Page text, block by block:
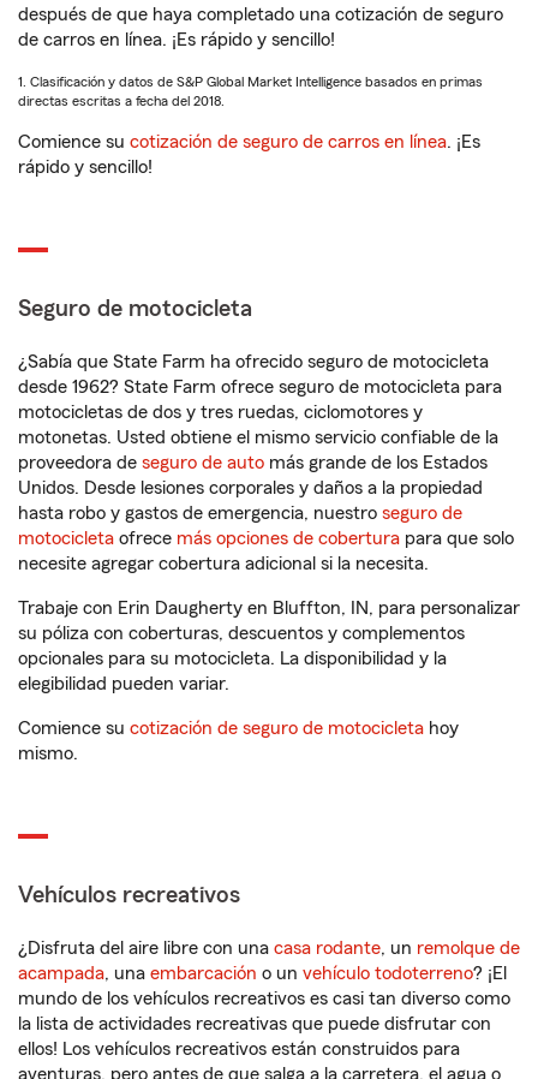
después de que haya completado una cotización de seguro
de carros en línea. ¡Es rápido y sencillo!
1. Clasificación y datos de S&P Global Market Intelligence basados en primas
directas escritas a fecha del 2018.
Comience su cotización de seguro de carros en línea. ¡Es
rápido y sencillo!
Seguro de motocicleta
¿Sabía que State Farm ha ofrecido seguro de motocicleta
desde 1962? State Farm ofrece seguro de motocicleta para
motocicletas de dos y tres ruedas, ciclomotores y
motonetas. Usted obtiene el mismo servicio confiable de la
proveedora de seguro de auto más grande de los Estados
Unidos. Desde lesiones corporales y daños a la propiedad
hasta robo y gastos de emergencia, nuestro seguro de
motocicleta ofrece más opciones de cobertura para que solo
necesite agregar cobertura adicional si la necesita.
Trabaje con Erin Daugherty en Bluffton, IN, para personalizar
su póliza con coberturas, descuentos y complementos
opcionales para su motocicleta. La disponibilidad y la
elegibilidad pueden variar.
Comience su cotización de seguro de motocicleta hoy
mismo.
Vehículos recreativos
¿Disfruta del aire libre con una casa rodante, un remolque de
acampada, una embarcación o un vehículo todoterreno? ¡El
mundo de los vehículos recreativos es casi tan diverso como
la lista de actividades recreativas que puede disfrutar con
ellos! Los vehículos recreativos están construidos para
aventuras, pero antes de que salga a la carretera, el agua o